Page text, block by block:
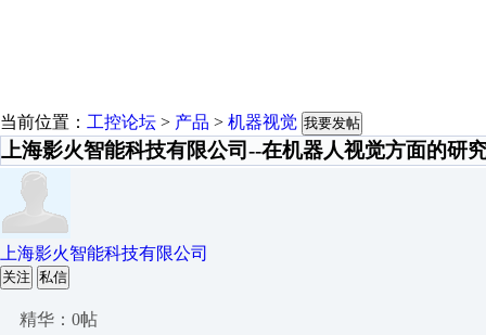
当前位置： 工控论坛 > 产品 > 机器视觉 我要发帖
上海影火智能科技有限公司--在机器人视觉方面的研
上海影火智能科技有限公司
关注 私信
精华：0帖